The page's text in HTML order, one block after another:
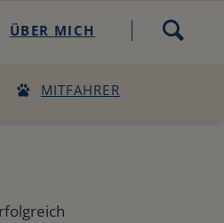
überspringen
ÜBER MICH
MITFAHRER